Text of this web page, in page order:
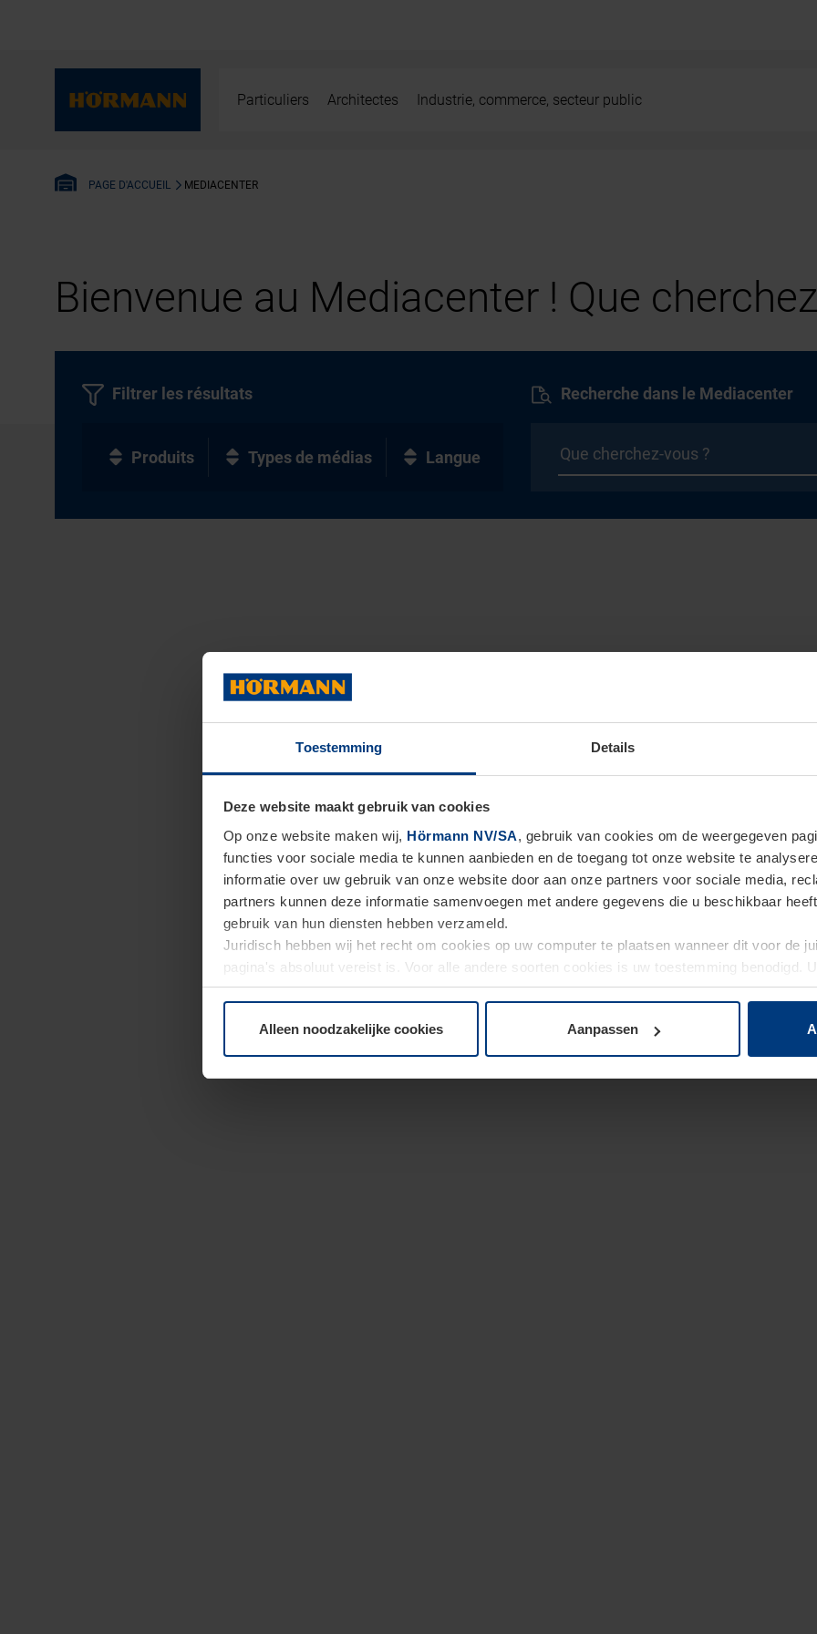
Toestemming Details
Deze website maakt gebruik van cookies
Op onze website maken wij, Hörmann NV/SA, gebruik van cookies om de weergegeven
functies voor sociale media te kunnen aanbieden en de toegang tot onze website te
informatie over uw gebruik van onze website door aan onze partners voor sociale media,
partners kunnen deze informatie samenvoegen met andere gegevens die u beschikbaar
gebruik van hun diensten hebben verzameld.
Juridisch hebben wij het recht om cookies op uw computer te plaatsen wanneer dit voor de
pagina's absoluut vereist is. Voor alle andere soorten cookies is uw toestemming benodigd.
moment bij de uitleg van de cookies op paginaPrivacyverklaringop onze website wijzigen
Alleen noodzakelijke cookies Aanpassen
Particuliers Architectes Industrie, commerce, secteur public
PAGE D'ACCUEIL MEDIACENTER
Bienvenue au Mediacenter ! Que
Recherche dans le Mediacenter
Filtrer les résultats
Produits Types de médias Langue